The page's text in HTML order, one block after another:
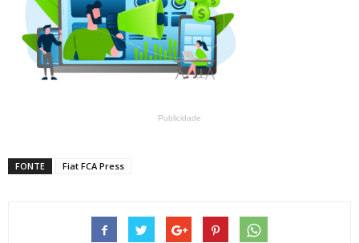
Publicidade
FONTE Fiat FCA Press